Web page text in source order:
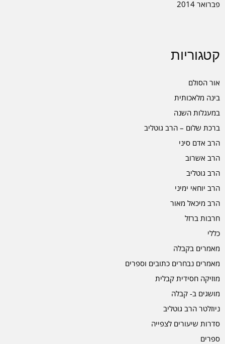
פברואר 2014
קטגוריות
אור הסולם
בינה מלאכותית
במעגלות השנה
ברכת שלום – הרב גוטליב
הרב אדם סיני
הרב אשרוב
הרב גוטליב
הרב יוחאי ימיני
הרב מיכאל מאור
חרבות ברזל
כללי
מאמרים בקבלה
מאמרים נבחרים כתובים וספרים
מוזיקה חסידית קבלית
מושגים ב- קבלה
ניוזלטר הרב גוטליב
סדרות שיעורים לצפייה
ספרים